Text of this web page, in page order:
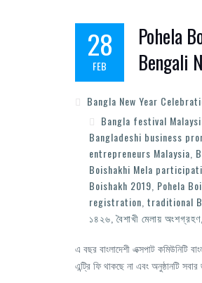
28
FEB
Pohela
Bengali
Bangla New Year
Bangla festival
Bangladeshi business
entrepreneurs Malaysia
Boishakhi Mela
Boishakh 2019 Pohela
registration traditional
১৪২৬ ,বৈশাখী মেলায় অংশগ্রহণ
এ বছর বাংলাদেশী এক্সপাট কমিউনিটি
এন্ট্রি ফি থাকছে না এবং অনুষ্ঠানটি